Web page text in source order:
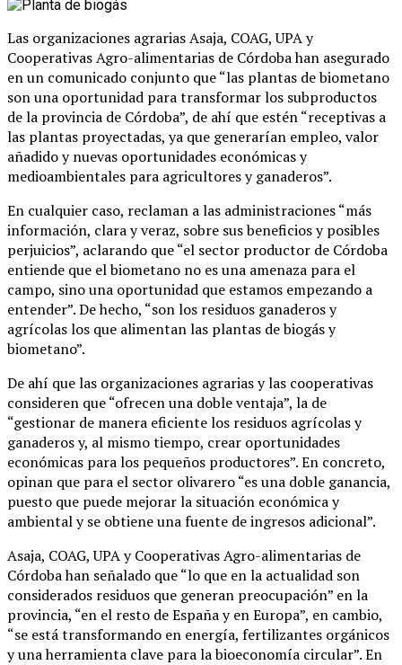
Las organizaciones agrarias Asaja, COAG, UPA y
Cooperativas Agro-alimentarias de Córdoba han asegurado
en un comunicado conjunto que “las plantas de biometano
son una oportunidad para transformar los subproductos
de la provincia de Córdoba”, de ahí que estén “receptivas a
las plantas proyectadas, ya que generarían empleo, valor
añadido y nuevas oportunidades económicas y
medioambientales para agricultores y ganaderos”.
En cualquier caso, reclaman a las administraciones “más
información, clara y veraz, sobre sus beneficios y posibles
perjuicios”, aclarando que “el sector productor de Córdoba
entiende que el biometano no es una amenaza para el
campo, sino una oportunidad que estamos empezando a
entender”. De hecho, “son los residuos ganaderos y
agrícolas los que alimentan las plantas de biogás y
biometano”.
De ahí que las organizaciones agrarias y las cooperativas
consideren que “ofrecen una doble ventaja”, la de
“gestionar de manera eficiente los residuos agrícolas y
ganaderos y, al mismo tiempo, crear oportunidades
económicas para los pequeños productores”. En concreto,
opinan que para el sector olivarero “es una doble ganancia,
puesto que puede mejorar la situación económica y
ambiental y se obtiene una fuente de ingresos adicional”.
Asaja, COAG, UPA y Cooperativas Agro-alimentarias de
Córdoba han señalado que “lo que en la actualidad son
considerados residuos que generan preocupación” en la
provincia, “en el resto de España y en Europa”, en cambio,
“se está transformando en energía, fertilizantes orgánicos
y una herramienta clave para la bioeconomía circular”. En